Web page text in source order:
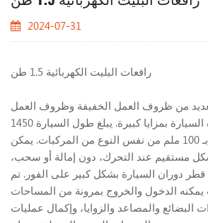
2024-07-31
رافعات البليت الكهربائية 1.5 طن
من ظروف العمل الخفيفة وظروف العمل
المعقدة، تتمتع هذه السيارة بمزايا كبيرة. يبلغ طول السيارة 1450
ملم، أي أنها أصغر بـ 100 ملم من نفس النوع من المركبات. يمكن
مستقيم عند التحرك، دون إمالة أو سحب،
دوران السيارة بشكل كبير على الفور. تم
يمكنه الدخول والخروج بمرونة من المساحات
والمصاعد والزوايا، وإكمال عمليات